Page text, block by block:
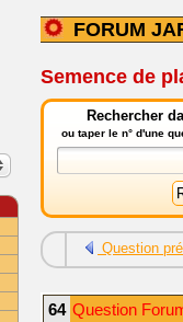
FORUM
Semence de
Rechercher
ou taper le n° d'une
Question
64 Question